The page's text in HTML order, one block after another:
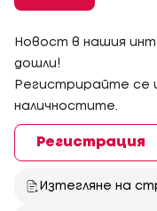
Новост в нашия
дошли!
Регистрирайте се
наличностите.
Регистрация
Изтегляне на